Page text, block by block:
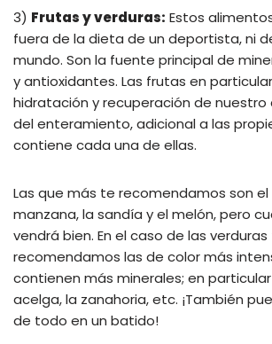
3) Frutas y verduras: Estos
fuera de la dieta de un deportista, ni
mundo. Son la fuente principal de
y antioxidantes. Las frutas en
hidratación y recuperación de nuestro
del enteramiento, adicional a las
contiene cada una de ellas.
Las que más te recomendamos son
manzana, la sandía y el melón, pero
vendrá bien. En el caso de las
recomendamos las de color más
contienen más minerales; en
acelga, la zanahoria, etc. ¡También
de todo en un batido!